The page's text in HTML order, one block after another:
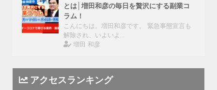
とは│増田和彦の毎日を贅沢にする副業コ
ラム！
こんにちは。増田和彦です。 緊急事態宣言も
解除され、いよいよ…
増田 和彦
アクセスランキング